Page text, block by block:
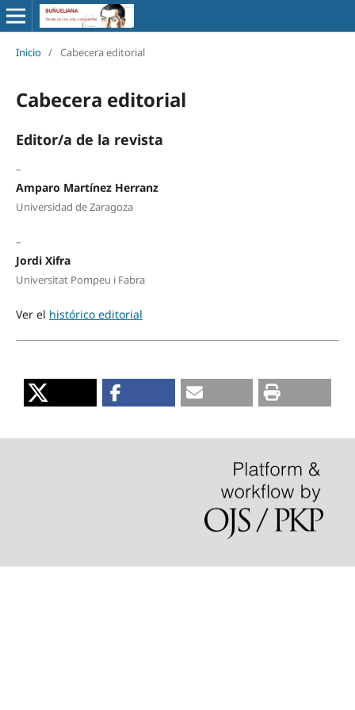
Inicio / Cabecera editorial
Cabecera editorial
Editor/a de la revista
–
Amparo Martínez Herranz
Universidad de Zaragoza
–
Jordi Xifra
Universitat Pompeu i Fabra
Ver el histórico editorial